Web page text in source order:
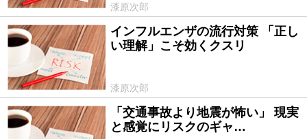
漆原次郎
2014/12/26
インフルエンザの流行対策 「正し
い理解」こそ効くクスリ
漆原次郎
2014/11/27
「交通事故より地震が怖い」 現実
と感覚にリスクのギャ…